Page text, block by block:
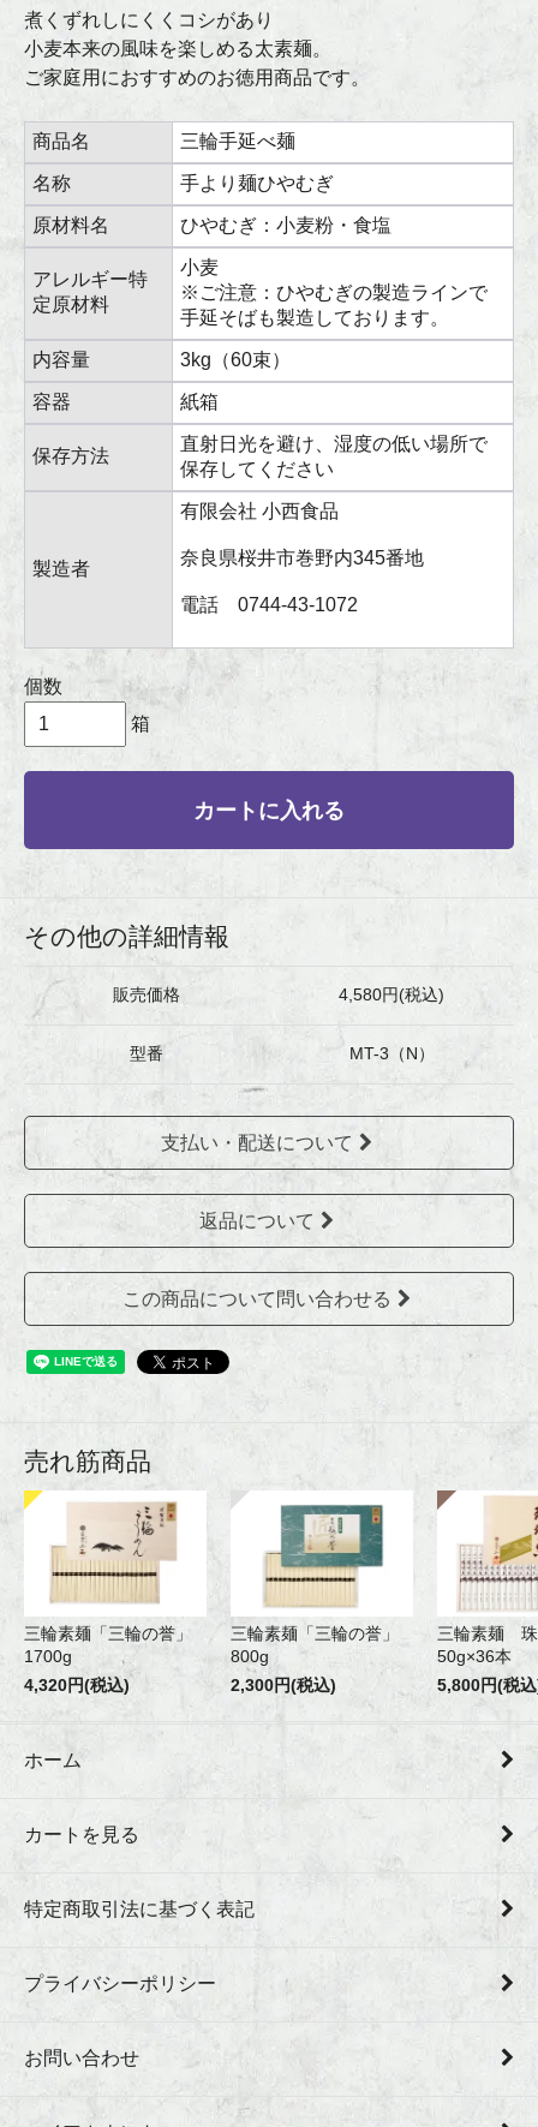
煮くずれしにくくコシがあり
小麦本来の風味を楽しめる太素麺。
ご家庭用におすすめのお徳用商品です。
商品名 三輪手延べ麺
名称 手より麺ひやむぎ
原材料名 ひやむぎ：小麦粉・食塩
アレルギー特
定原材料
小麦
※ご注意：ひやむぎの製造ラインで
手延そばも製造しております。
内容量 3kg（60束）
容器 紙箱
保存方法
直射日光を避け、湿度の低い場所で
保存してください
製造者
有限会社 小西食品
奈良県桜井市巻野内345番地
電話 0744-43-1072
個数
箱
カートに入れる
その他の詳細情報
販売価格 4,580円(税込)
型番 MT-3（N）
支払い・配送について
返品について
この商品について問い合わせる
売れ筋商品
三輪素麺「三輪の誉」
1700g
4,320円(税込)
三輪素麺「三輪の誉」
800g
2,300円(税込)
三輪素麺 珠
50g×36本
5,800円(税
ホーム
カートを見る
特定商取引法に基づく表記
プライバシーポリシー
お問い合わせ